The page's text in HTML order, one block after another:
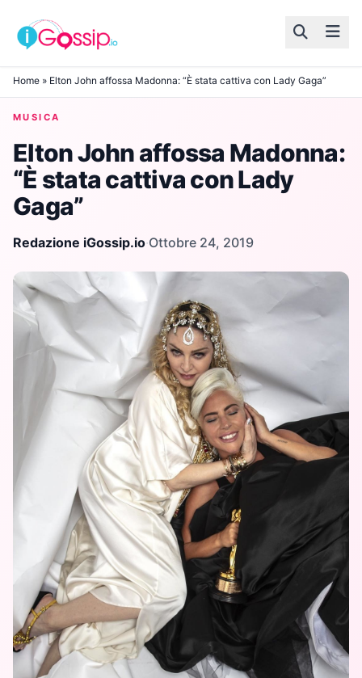
Skip to content
Home » Elton John affossa Madonna: “È stata cattiva con Lady Gaga”
MUSICA
Elton John affossa Madonna:
“È stata cattiva con Lady
Gaga”
Redazione iGossip.io·Ottobre 24, 2019